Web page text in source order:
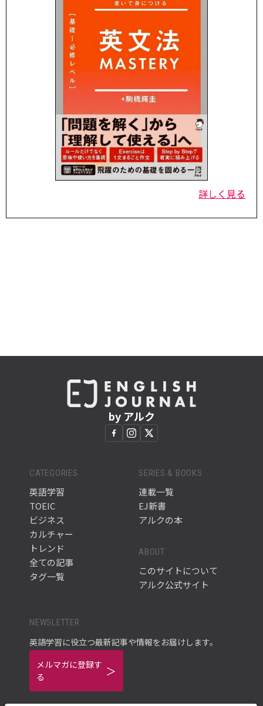
詳しく見る
by アルク
CATEGORIES
英語学習
TOEIC
ビジネス
カルチャー
トレンド
全ての記事
タグ一覧
SERIES & BOOKS
連載一覧
EJ新書
アルクの本
ABOUT
このサイトについて
アルク公式サイト
NEWSLETTER
英語学習に役立つ最新記事や情報をお届けします。
メルマガに登録す
る